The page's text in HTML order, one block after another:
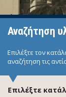
Αναζήτηση
Επιλέξτε τον
αναζήτηση τις
Επιλέξτε